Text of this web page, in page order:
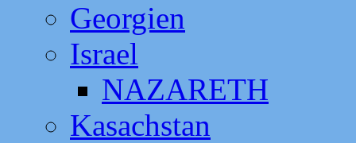
Georgien
Israel
NAZARETH
Kasachstan